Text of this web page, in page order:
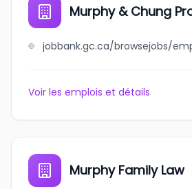
Murphy & Chung
Voir les emplois et détails
Murphy Family Law